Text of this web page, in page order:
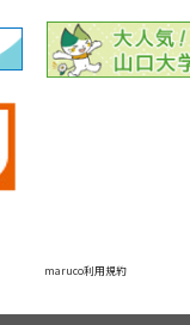
maruco利用規約